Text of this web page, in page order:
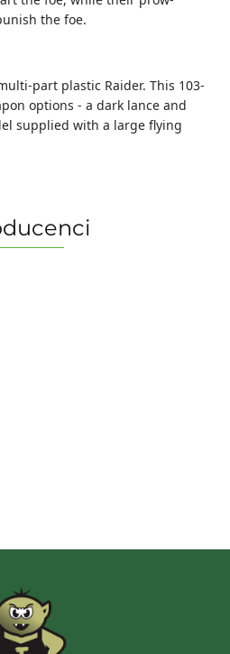
the foe.
part plastic Raider. This 103-
options - a dark lance and
supplied with a large flying
Spiel